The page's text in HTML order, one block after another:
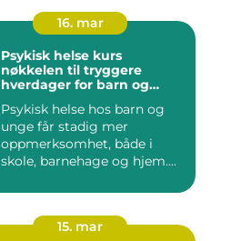
16. mar
Psykisk helse kurs
nøkkelen til tryggere
hverdager for barn og
Psykisk helse hos barn og
unge får stadig mer
oppmerksomhet, både i
skole, barnehage og hjem.
15. mar